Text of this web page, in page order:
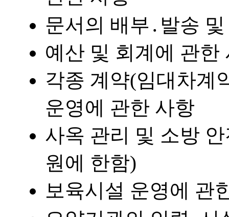
문서의 배부․발송
예산 및 회계에 관한
각종 계약(임대차계
운영에 관한 사항
사옥 관리 및 소방
원에 한함)
보육시설 운영에 관